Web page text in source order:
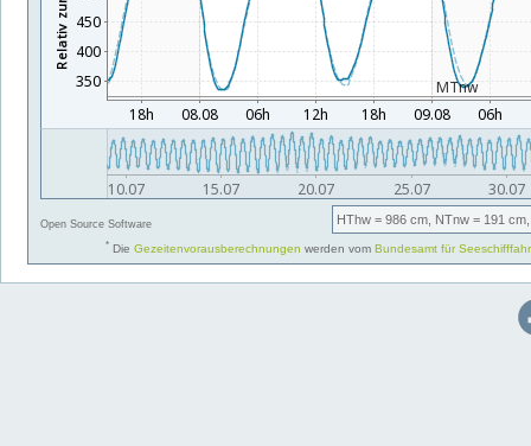
Open Source Software HThw = 986 cm, NTnw = 191 cm,
* Die Gezeitenvorausberechnungen werden vom Bundesamt für